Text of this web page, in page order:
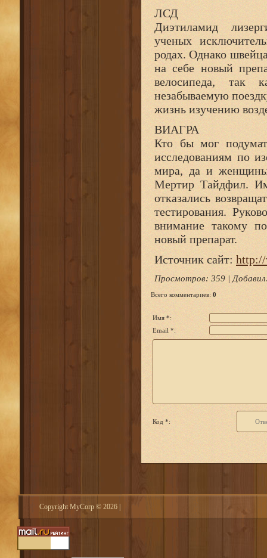
ЛСД
Диэтиламид
ученых
родах. Однако
на себе новый
велосипеда, так
незабываемую
жизнь изучению
ВИАГРА
Кто бы мог
исследованиям по
мира, да и женщины
Мертир Тайдфил.
отказались
тестирования.
внимание такому
новый препарат.
Источник сайт:
Просмотров: 359 | Добавил
Всего комментариев: 0
Имя *:
Email *:
Код *:
Copyright MyCorp © 2026